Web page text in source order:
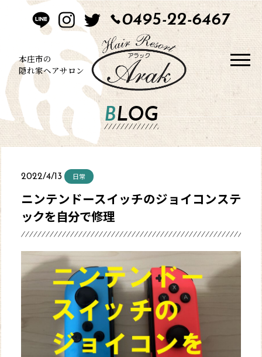
HOME
CONCEPT
STYLE
MENU
CONTACT
WEB予約
0495-22-6467
本庄市の
隠れ家ヘアサロン
BLOG
2022/4/13 日常
ニンテンドースイッチのジョイコンステ
ックを自分で修理